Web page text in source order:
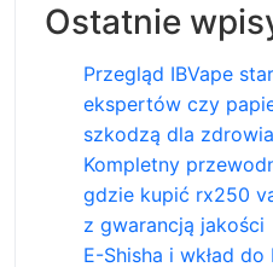
Ostatnie
Przegląd IBVape
ekspertów czy
szkodzą dla zdrowia
Kompletny
gdzie kupić rx250
z gwarancją jakości
E-Shisha i wkład